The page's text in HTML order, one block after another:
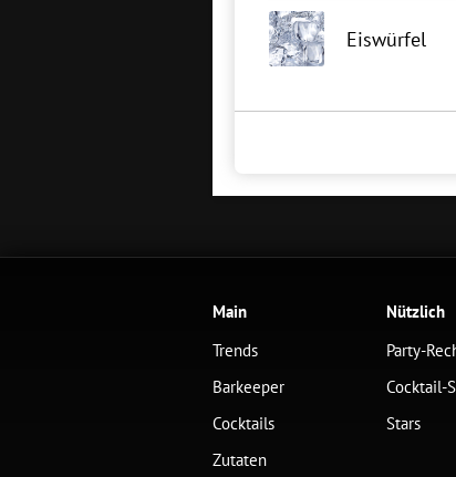
Eiswürfel
Main
Trends
Barkeeper
Cocktails
Zutaten
Nützlich
Party-
Cocktail-
Stars